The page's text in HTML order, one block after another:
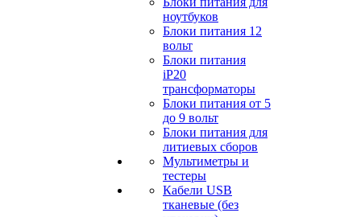
ноутбуков
Блоки питания 12
вольт
Блоки питания
iP20
трансформаторы
Блоки питания от 5
до 9 вольт
Блоки питания для
литиевых сборов
Мультиметры и
тестеры
Кабели USB
тканевые (без